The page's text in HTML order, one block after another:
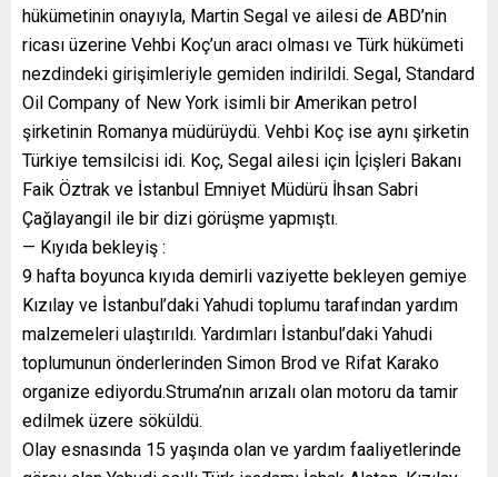
hükümetinin onayıyla, Martin Segal ve ailesi de ABD’nin
ricası üzerine Vehbi Koç’un aracı olması ve Türk hükümeti
nezdindeki girişimleriyle gemiden indirildi. Segal, Standard
Oil Company of New York isimli bir Amerikan petrol
şirketinin Romanya müdürüydü. Vehbi Koç ise aynı şirketin
Türkiye temsilcisi idi. Koç, Segal ailesi için İçişleri Bakanı
Faik Öztrak ve İstanbul Emniyet Müdürü İhsan Sabri
Çağlayangil ile bir dizi görüşme yapmıştı.
— Kıyıda bekleyiş :
9 hafta boyunca kıyıda demirli vaziyette bekleyen gemiye
Kızılay ve İstanbul’daki Yahudi toplumu tarafından yardım
malzemeleri ulaştırıldı. Yardımları İstanbul’daki Yahudi
toplumunun önderlerinden Simon Brod ve Rifat Karako
organize ediyordu.Struma’nın arızalı olan motoru da tamir
edilmek üzere söküldü.
Olay esnasında 15 yaşında olan ve yardım faaliyetlerinde